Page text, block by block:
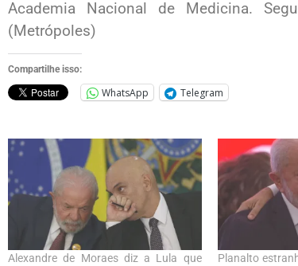
Academia Nacional de Medicina.
(Metrópoles)
Compartilhe isso:
WhatsApp Telegram
Alexandre de Moraes diz a Lula que
Planalto